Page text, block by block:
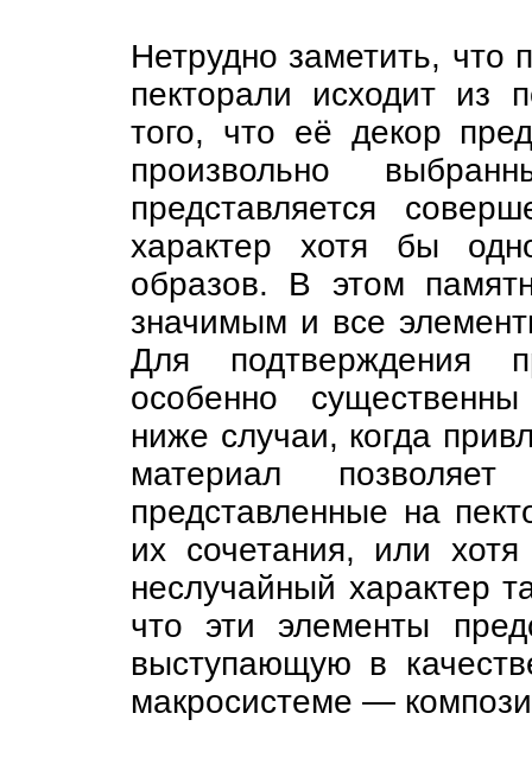
Нетрудно заметить, что
пекторали исходит из
того, что её декор
произвольно
представляется
характер хотя бы
образов. В этом
значимым и все
Для подтверждения
особенно
ниже случаи, когда
материал
представленные на
их сочетания, или
неслучайный характер
что эти элементы
выступающую в
макросистеме —